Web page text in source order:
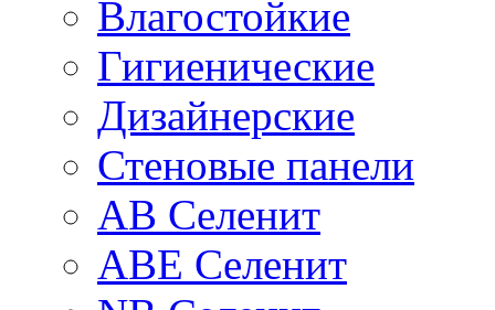
Влагостойкие
Гигиенические
Дизайнерские
Стеновые панели
AB Селенит
ABE Селенит